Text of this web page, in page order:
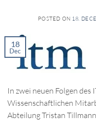
POSTED ON 18.
18
Dec
In zwei neuen Folgen
Wissenschaftlichen
Abteilung Tristan